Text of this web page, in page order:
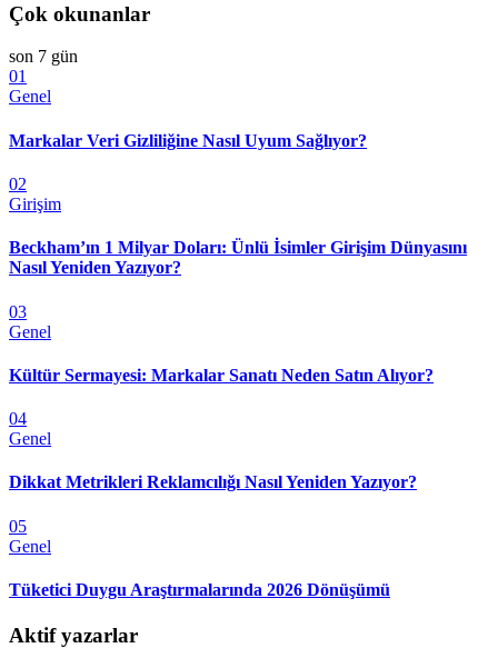
Çok okunanlar
son 7 gün
01
Genel
Markalar Veri Gizliliğine Nasıl Uyum Sağlıyor?
02
Girişim
Beckham’ın 1 Milyar Doları: Ünlü İsimler Girişim Dünyasını
Nasıl Yeniden Yazıyor?
03
Genel
Kültür Sermayesi: Markalar Sanatı Neden Satın Alıyor?
04
Genel
Dikkat Metrikleri Reklamcılığı Nasıl Yeniden Yazıyor?
05
Genel
Tüketici Duygu Araştırmalarında 2026 Dönüşümü
Aktif yazarlar